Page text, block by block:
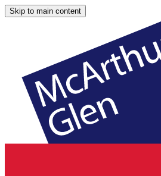
Skip to main content